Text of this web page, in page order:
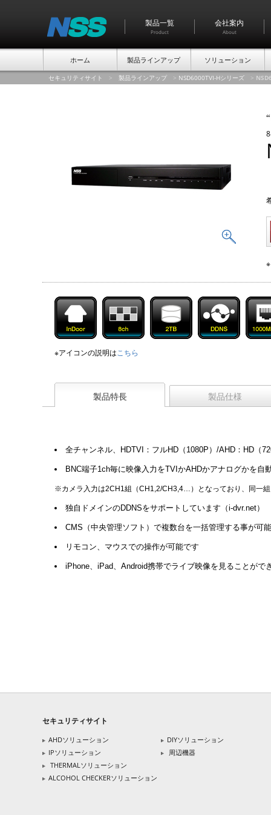
製品一覧
Product
会社案内
About
ホーム 製品ラインアップ ソリューション
セキュリティサイト > 製品ラインアップ > NSD6000TVI-Hシリーズ >
“
※アイコンの説明はこちら
製品特長 製品仕様
全チャンネル、HDTVI：フルHD（1080P）/AHD：HD（
BNC端子1ch毎に映像入力をTVIかAHDかアナログかを自
※カメラ入力は2CH1組（CH1,2/CH3,4…）となっており、同一
独自ドメインのDDNSをサポートしています（i-dvr.net）
CMS（中央管理ソフト）で複数台を一括管理する事が可
リモコン、マウスでの操作が可能です
iPhone、iPad、Android携帯でライブ映像を見ることがで
セキュリティサイト
AHDソリューション
IPソリューション
THERMALソリューション
ALCOHOL CHECKERソリューション
DIYソリューション
周辺機器